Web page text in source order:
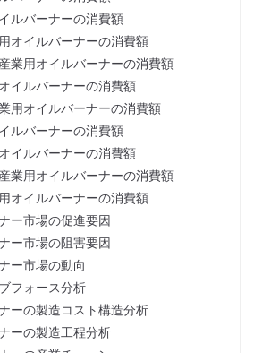
ルバーナーの消費額
オイルバーナーの消費額
業用オイルバーナーの消費額
イルバーナーの消費額
用オイルバーナーの消費額
ルバーナーの消費額
イルバーナーの消費額
業用オイルバーナーの消費額
オイルバーナーの消費額
ー市場の促進要因
ー市場の阻害要因
ー市場の動向
フォース分析
ーの製造コスト構造分析
ーの製造工程分析